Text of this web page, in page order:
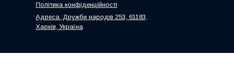
Політика конфіденційності
Адреса :Дружби народів 253, 61183,
Харків, Україна